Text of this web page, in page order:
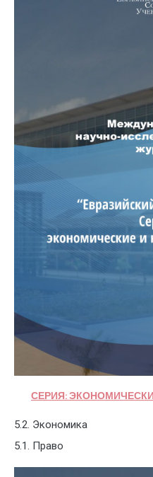
СЕРИЯ:
5.2. Экономика
5.1. Право